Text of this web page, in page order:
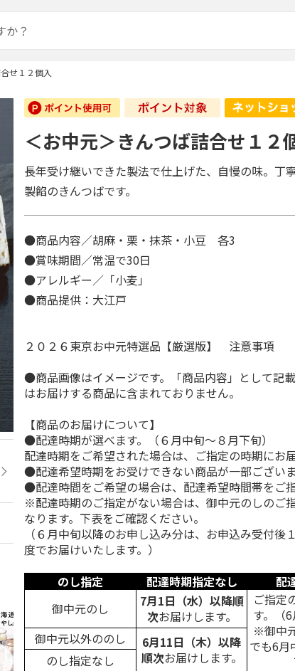
せ１２個入
＜お中元＞きんつば詰合せ１２
長年受け継いできた製法で仕上げた、自慢の味。丁
製餡のきんつばです。
●商品内容／胡麻・栗・抹茶・小豆 各3
●賞味期間／常温で30日
●アレルギー／「小麦」
●商品提供：大江戸
２０２６東京お中元特選品【厳選版】 注意事項
●商品画像はイメージです。「商品内容」として記
はお届けする商品に含まれておりません。
【商品のお届けについて】
●配達時期が選べます。（６月中旬～８月下旬）
配達時期をご希望された場合は、ご指定の時期にお
●配達希望時期をお受けできない商品が一部ございま
●配達時間をご希望の場合は、配達希望時間帯をご指
※配達時期のご指定がない場合は、御中元のしのご
なります。下表をご確認ください。
（６月中旬以降のお申し込み分は、お申込み受付後
度でお届けいたします。）
のし指定
配達時期指定なし
配
御中元のし
7月1日（水）以降順
次お届けします。
ご指定
す。（6
※御中
でも6月
御中元以外ののし
6月11日（木）以降
順次お届けします。
のし指定なし